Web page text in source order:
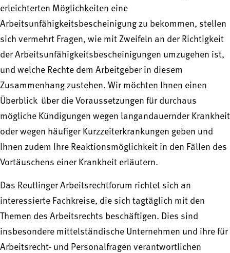
erleichterten Möglichkeiten eine
Arbeitsunfähigkeitsbescheinigung zu bekommen, stellen
sich vermehrt Fragen, wie mit Zweifeln an der Richtigkeit
der Arbeitsunfähigkeitsbescheinigungen umzugehen ist,
und welche Rechte dem Arbeitgeber in diesem
Zusammenhang zustehen. Wir möchten Ihnen einen
Überblick über die Voraussetzungen für durchaus
mögliche Kündigungen wegen langandauernder Krankheit
oder wegen häufiger Kurzzeiterkrankungen geben und
Ihnen zudem Ihre Reaktionsmöglichkeit in den Fällen des
Vortäuschens einer Krankheit erläutern.
Das Reutlinger Arbeitsrechtforum richtet sich an
interessierte Fachkreise, die sich tagtäglich mit den
Themen des Arbeitsrechts beschäftigen. Dies sind
insbesondere mittelständische Unternehmen und ihre für
Arbeitsrecht- und Personalfragen verantwortlichen